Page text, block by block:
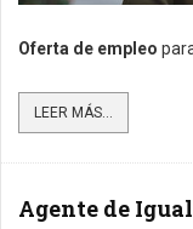
Oferta de empleo
LEER MÁS...
Agente de